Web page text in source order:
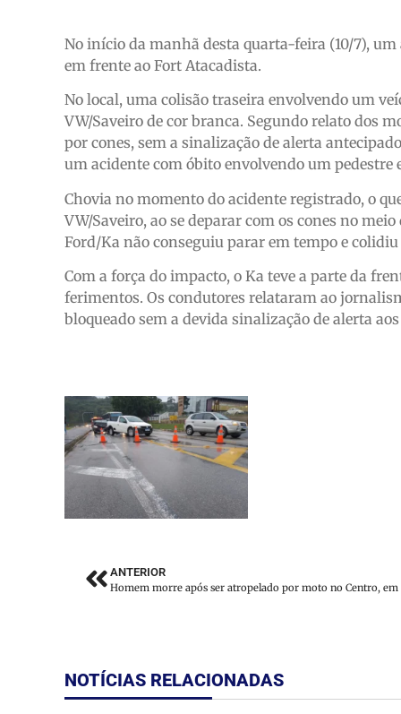
No início da manhã desta quarta-feira (10/7),
em frente ao Fort Atacadista.
No local, uma colisão traseira envolvendo um
VW/Saveiro de cor branca. Segundo relato dos
por cones, sem a sinalização de alerta
um acidente com óbito envolvendo um pedestre
Chovia no momento do acidente registrado, o
VW/Saveiro, ao se deparar com os cones no
Ford/Ka não conseguiu parar em tempo e
Com a força do impacto, o Ka teve a parte da
ferimentos. Os condutores relataram ao
bloqueado sem a devida sinalização de alerta
ANTERIOR
NOTÍCIAS RELACIONADAS